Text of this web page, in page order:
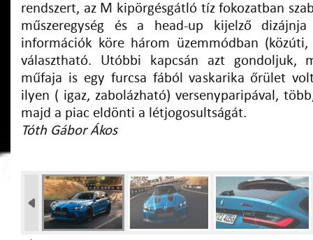
rendszert, az M kipörgésgátló tíz fokozatban
műszeregység és a head-up kijelző
információk köre három üzemmódban (közúti,
választható. Utóbbi kapcsán azt gondoljuk,
műfaja is egy furcsa fából vaskarika őrület
ilyen ( igaz, zabolázható) versenyparipával,
majd a piac eldönti a létjogosultságát.
Tóth Gábor Ákos